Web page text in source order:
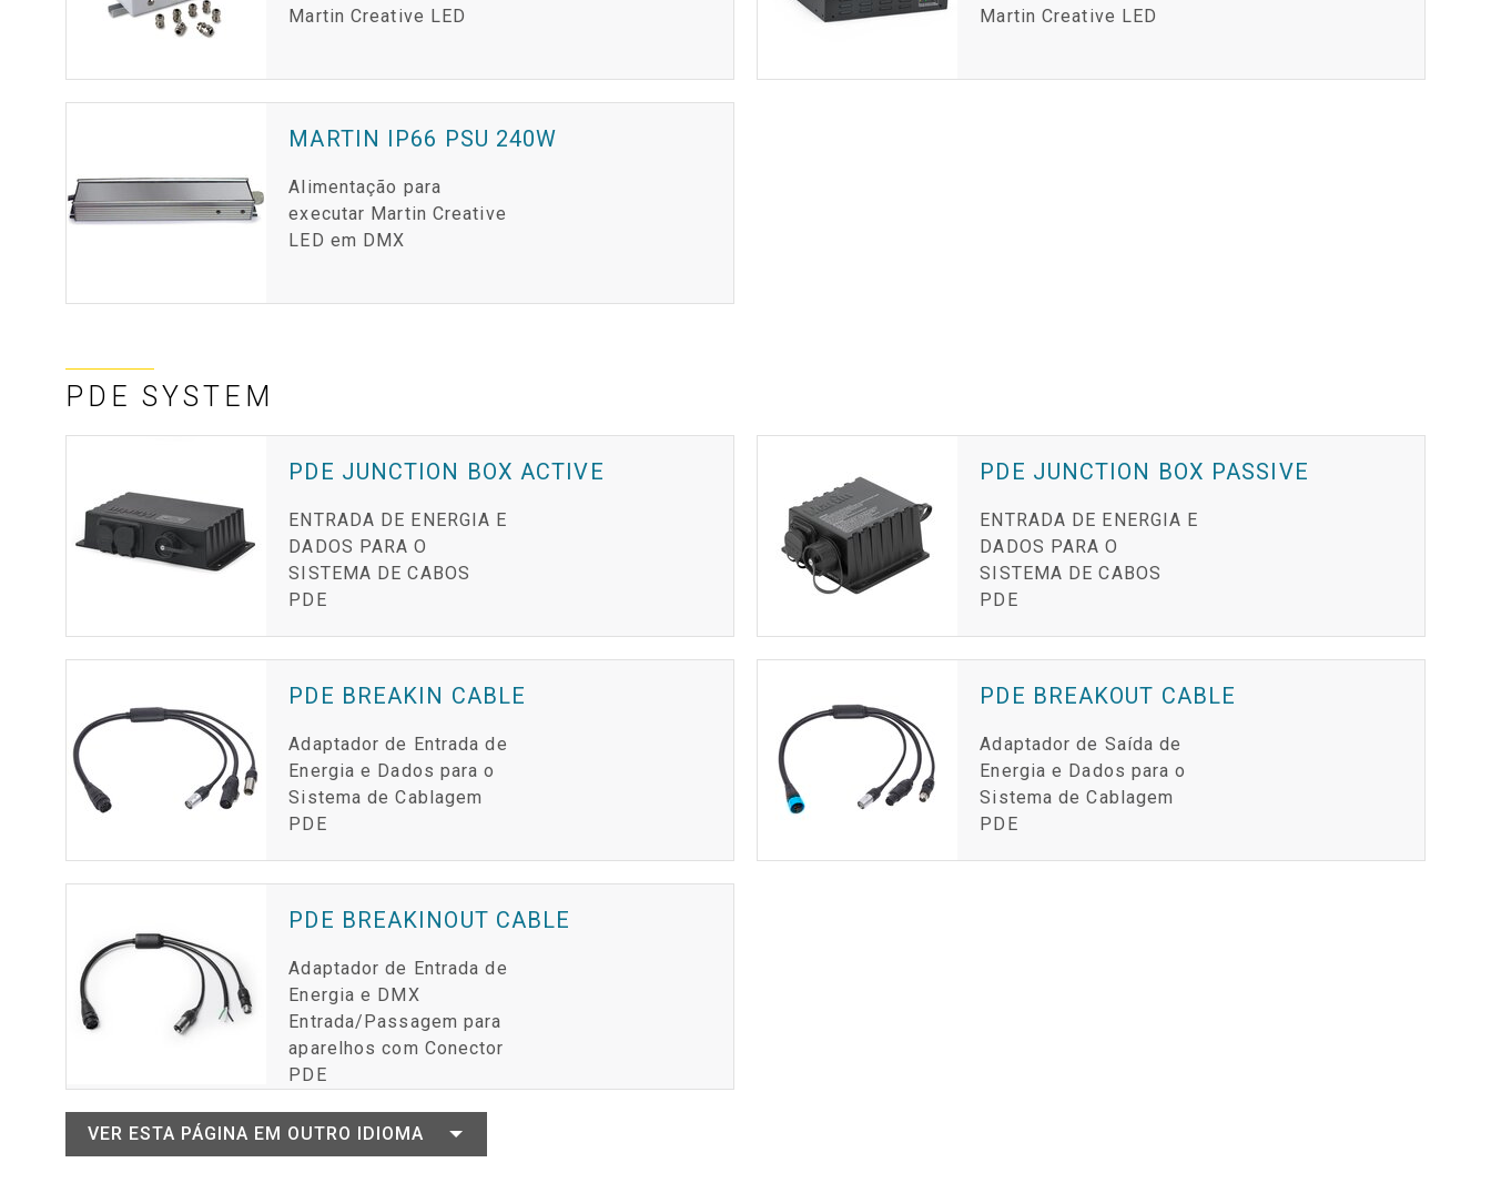
Martin Creative LED
Martin Creative LED
MARTIN IP66 PSU 240W
Alimentação para
executar Martin Creative
LED em DMX
PDE SYSTEM
PDE JUNCTION BOX ACTIVE
ENTRADA DE ENERGIA E
DADOS PARA O
SISTEMA DE CABOS
PDE
PDE JUNCTION BOX PASSIVE
ENTRADA DE ENERGIA E
DADOS PARA O
SISTEMA DE CABOS
PDE
PDE BREAKIN CABLE
Adaptador de Entrada de
Energia e Dados para o
Sistema de Cablagem
PDE
PDE BREAKOUT CABLE
Adaptador de Saída de
Energia e Dados para o
Sistema de Cablagem
PDE
PDE BREAKINOUT CABLE
Adaptador de Entrada de
Energia e DMX
Entrada/Passagem para
aparelhos com Conector
PDE
VER ESTA PÁGINA EM OUTRO IDIOMA